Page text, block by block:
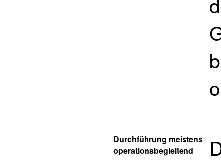
Durchführung meistens
operationsbegleitend